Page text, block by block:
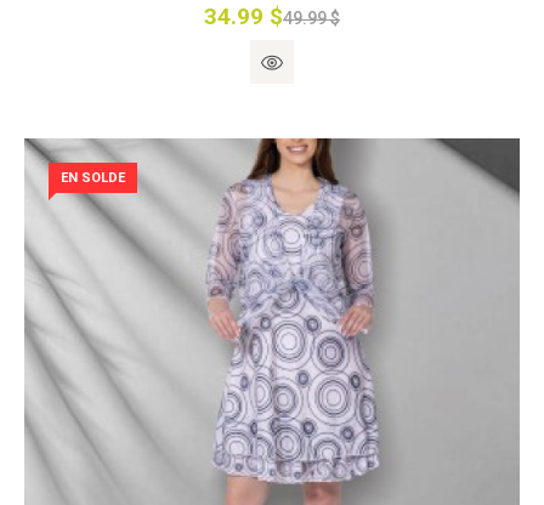
34.99 $49.99 $
EN SOLDE